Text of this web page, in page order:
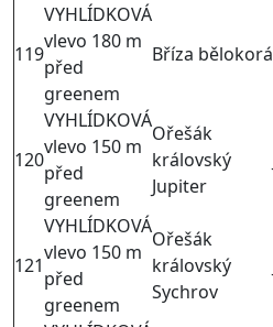
119
VYHLÍDKOVÁ
vlevo 180 m
před
greenem
Bříza bělokorá
120
VYHLÍDKOVÁ
vlevo 150 m
před
greenem
Ořešák
královský
Jupiter
121
VYHLÍDKOVÁ
vlevo 150 m
před
greenem
Ořešák
královský
Sychrov